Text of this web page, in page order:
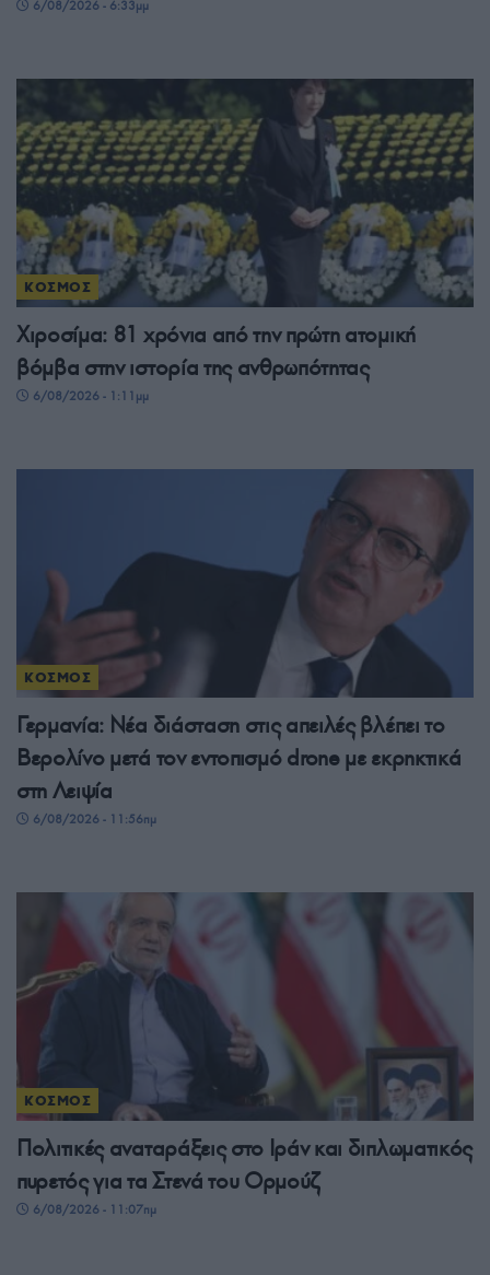
6/08/2026 - 6:33μμ
ΚΟΣΜΟΣ
Χιροσίμα: 81 χρόνια από την πρώτη ατομική
βόμβα στην ιστορία της ανθρωπότητας
6/08/2026 - 1:11μμ
ΚΟΣΜΟΣ
Γερμανία: Νέα διάσταση στις απειλές βλέπει το
Βερολίνο μετά τον εντοπισμό drone με εκρηκτικά
στη Λειψία
6/08/2026 - 11:56πμ
ΚΟΣΜΟΣ
Πολιτικές αναταράξεις στο Ιράν και διπλωματικός
πυρετός για τα Στενά του Ορμούζ
6/08/2026 - 11:07πμ